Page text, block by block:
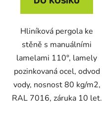
Hliníková pergola ke
stěně s manuálními
lamelami 110°, lamely
pozinkovaná ocel, odvod
vody, nosnost 80 kg/m2,
RAL 7016, záruka 10 let.